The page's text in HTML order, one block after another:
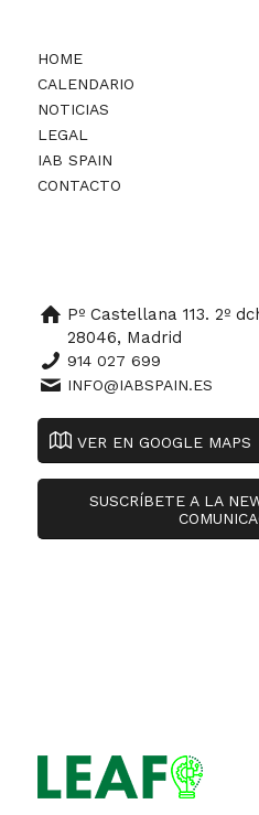
HOME
CALENDARIO
NOTICIAS
LEGAL
IAB SPAIN
CONTACTO
Pº Castellana 113. 2º
28046, Madrid
914 027 699
INFO@IABSPAIN.ES
VER EN GOOGLE MAPS
SUSCRÍBETE A LA